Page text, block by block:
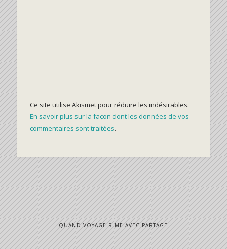
Ce site utilise Akismet pour réduire les indésirables.
En savoir plus sur la façon dont les données de vos
commentaires sont traitées.
QUAND VOYAGE RIME AVEC PARTAGE